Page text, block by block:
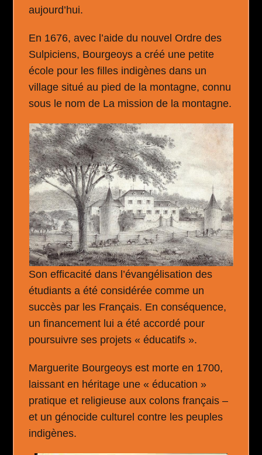
aujourd’hui.
En 1676, avec l’aide du nouvel Ordre des
Sulpiciens, Bourgeoys a créé une petite
école pour les filles indigènes dans un
village situé au pied de la montagne, connu
sous le nom de La mission de la montagne.
Son efficacité dans l’évangélisation des
étudiants a été considérée comme un
succès par les Français. En conséquence,
un financement lui a été accordé pour
poursuivre ses projets « éducatifs ».
Marguerite Bourgeoys est morte en 1700,
laissant en héritage une « éducation »
pratique et religieuse aux colons français –
et un génocide culturel contre les peuples
indigènes.